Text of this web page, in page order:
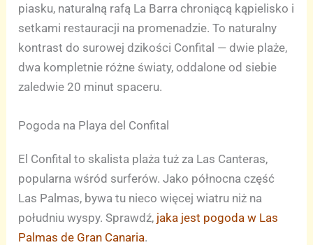
piasku, naturalną rafą La Barra chroniącą kąpielisko i
setkami restauracji na promenadzie. To naturalny
kontrast do surowej dzikości Confital — dwie plaże,
dwa kompletnie różne światy, oddalone od siebie
zaledwie 20 minut spaceru.
Pogoda na Playa del Confital
El Confital to skalista plaża tuż za Las Canteras,
popularna wśród surferów. Jako północna część
Las Palmas, bywa tu nieco więcej wiatru niż na
południu wyspy. Sprawdź, jaka jest pogoda w Las
Palmas de Gran Canaria.